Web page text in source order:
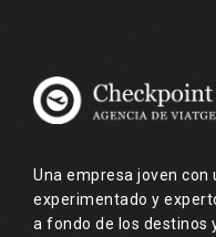
Una empresa joven con
experimentado y
a fondo de los destinos